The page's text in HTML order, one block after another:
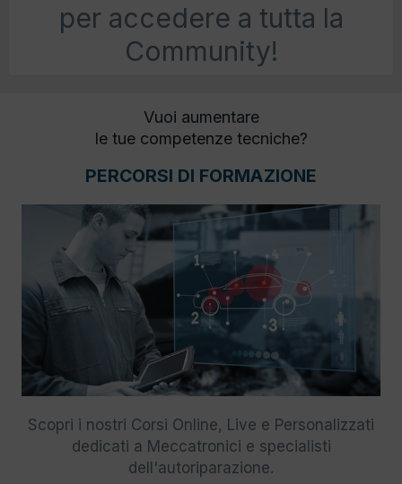
per accedere a tutta la
Community!
Vuoi aumentare
le tue competenze tecniche?
PERCORSI DI FORMAZIONE
Scopri i nostri Corsi Online, Live e Personalizzati
dedicati a Meccatronici e specialisti
dell'autoriparazione.